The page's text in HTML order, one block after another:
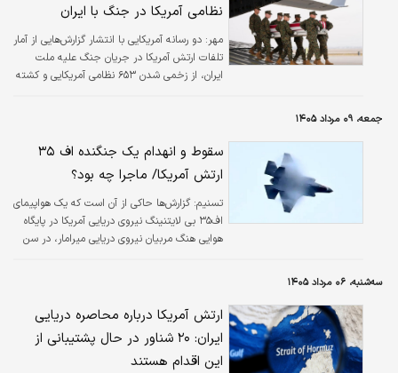
نظامی آمریکا در جنگ با ایران
مهر: دو رسانه آمریکایی با انتشار گزارش‌هایی از آمار
تلفات ارتش آمریکا در جریان جنگ علیه ملت
ایران، از زخمی شدن ۶۵۳ نظامی آمریکایی و کشته
جمعه، ۰۹ مرداد ۱۴۰۵
سقوط و انهدام یک جنگنده اف ۳۵
ارتش آمریکا/ ماجرا چه بود؟
تسنیم:گزارش‌ها حاکی از آن است که یک هواپیمای
اف۳۵ بی لایتنینگ نیروی دریایی آمریکا در پایگاه
هوایی هنگ مربیان نیروی دریایی میرامار، در سن
سه‌شنبه، ۰۶ مرداد ۱۴۰۵
ارتش آمریکا درباره محاصره دریایی
ایران: ۲۰ شناور در حال پشتیبانی از
این اقدام هستند